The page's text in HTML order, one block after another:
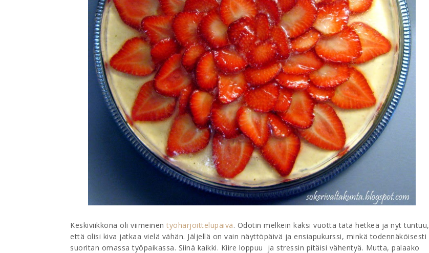
Keskiviikkona oli viimeinen työharjoittelupäivä. Odotin melkein kaksi vuotta tätä hetkeä ja nyt tuntuu,
että olisi kiva jatkaa vielä vähän. Jäljellä on vain näyttöpäivä ja ensiapukurssi, minkä todennäköisesti
suoritan omassa työpaikassa. Siinä kaikki. Kiire loppuu ja stressin pitäisi vähentyä. Mutta, palaako